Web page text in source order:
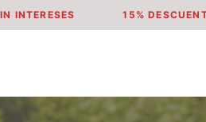
15% DESCUENTO POR LANZAMIENTO